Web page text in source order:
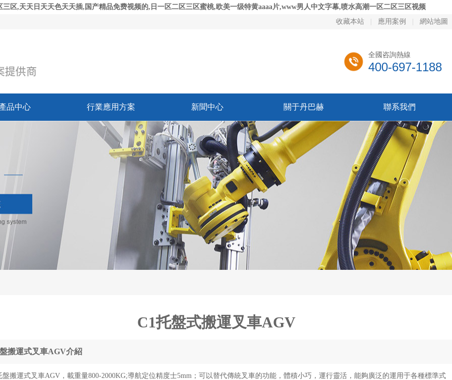
区,天天日天天色天天插,国产精品免费视频的,日一区二区三区蜜桃,欧美一级特黄aaaa片,www男人中文字幕,喷水高潮一区二区三区视频
收藏本站
應用案例 網站地圖
全國咨詢熱線
400-697-1188
品中心 行業應用方案 新聞中心 關于丹巴赫 聯系我們
C1托盤式搬運叉車AGV
搬運式叉車AGV介紹
盤搬運式叉車AGV，載重量800-2000KG;導航定位精度士5mm；可以替代傳統叉車的功能，體積小巧，運行靈活，能夠廣泛的運用于各種標準式